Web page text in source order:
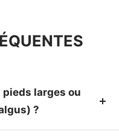
larges ou
?